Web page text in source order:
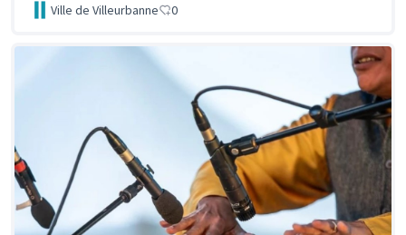
Ville de Villeurbanne 0